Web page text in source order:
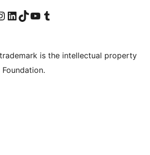
ziyaret edin
LinkedIn hesabımızı ziyaret edinTikTok hesabımızı ziyaret edinYouTube kanalımızı ziyaret edinTumblr hesabımızı ziyaret edin
is the intellectual property